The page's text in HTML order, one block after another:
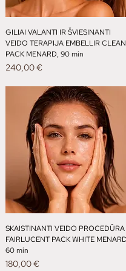
GILIAI VALANTI IR ŠVIESINANTI
VEIDO TERAPIJA EMBELLIR CLEAN
PACK MENARD, 90 min
Kaina
240,00 €
SKAISTINANTI VEIDO PROCEDŪRA
FAIRLUCENT PACK WHITE
60 min
Kaina
180,00 €